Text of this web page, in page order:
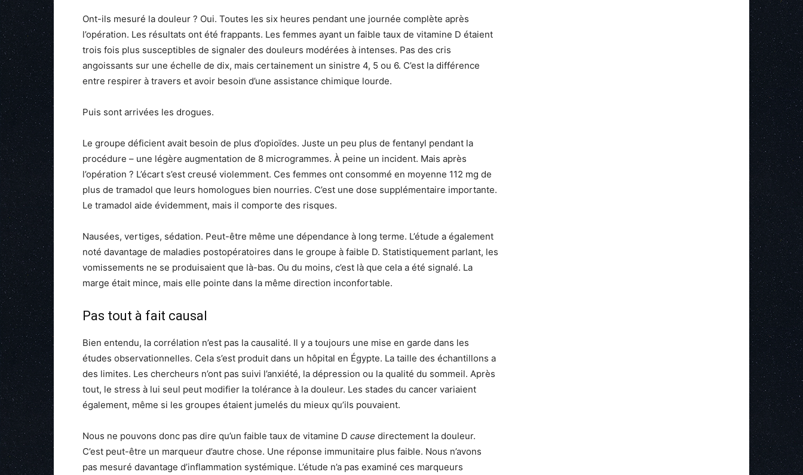
Ont-ils mesuré la douleur ? Oui. Toutes les six heures pendant une journée complète après
l’opération. Les résultats ont été frappants. Les femmes ayant un faible taux de vitamine D étaient
trois fois plus susceptibles de signaler des douleurs modérées à intenses. Pas des cris
angoissants sur une échelle de dix, mais certainement un sinistre 4, 5 ou 6. C’est la différence
entre respirer à travers et avoir besoin d’une assistance chimique lourde.
Puis sont arrivées les drogues.
Le groupe déficient avait besoin de plus d’opioïdes. Juste un peu plus de fentanyl pendant la
procédure – une légère augmentation de 8 microgrammes. À peine un incident. Mais après
l’opération ? L’écart s’est creusé violemment. Ces femmes ont consommé en moyenne 112 mg de
plus de tramadol que leurs homologues bien nourries. C’est une dose supplémentaire importante.
Le tramadol aide évidemment, mais il comporte des risques.
Nausées, vertiges, sédation. Peut-être même une dépendance à long terme. L’étude a également
noté davantage de maladies postopératoires dans le groupe à faible D. Statistiquement parlant, les
vomissements ne se produisaient que là-bas. Ou du moins, c’est là que cela a été signalé. La
marge était mince, mais elle pointe dans la même direction inconfortable.
Pas tout à fait causal
Bien entendu, la corrélation n’est pas la causalité. Il y a toujours une mise en garde dans les
études observationnelles. Cela s’est produit dans un hôpital en Égypte. La taille des échantillons a
des limites. Les chercheurs n’ont pas suivi l’anxiété, la dépression ou la qualité du sommeil. Après
tout, le stress à lui seul peut modifier la tolérance à la douleur. Les stades du cancer variaient
également, même si les groupes étaient jumelés du mieux qu’ils pouvaient.
Nous ne pouvons donc pas dire qu’un faible taux de vitamine D cause directement la douleur.
C’est peut-être un marqueur d’autre chose. Une réponse immunitaire plus faible. Nous n’avons
pas mesuré davantage d’inflammation systémique. L’étude n’a pas examiné ces marqueurs